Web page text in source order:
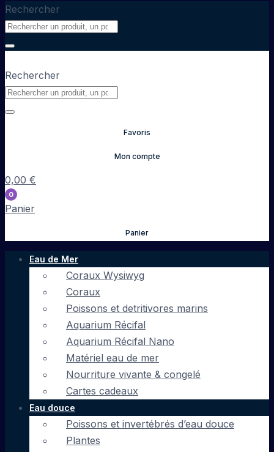
Rechercher
Rechercher
Favoris
Mon compte
0,00 €
0
Panier
Panier
Eau de Mer
Coraux Wysiwyg
Coraux
Poissons et detritivores marins
Aquarium Récifal
Aquarium Récifal Nano
Matériel eau de mer
Nourriture vivante & congelé
Cartes cadeaux
Eau douce
Poissons et invertébrés d’eau douce
Plantes